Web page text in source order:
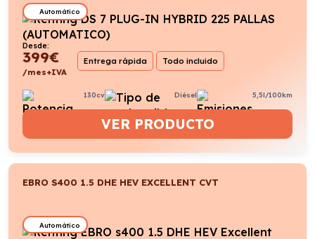
Automático
Desde:
399€
/mes+IVA
Entrega rápida Todo incluido
130cv Diésel 5,5l/100km
VER PRODUCTO
EBRO S400 1.5 DHE HEV EXCELLENT CVT
Automático